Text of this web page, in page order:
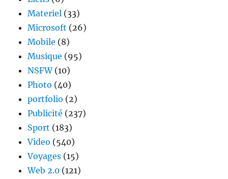
Materiel (33)
Microsoft (26)
Mobile (8)
Musique (95)
NSFW(10)
Photo (40)
portfolio (2)
Publicité (237)
Sport (183)
Video (540)
Voyages (15)
Web 2.0 (121)